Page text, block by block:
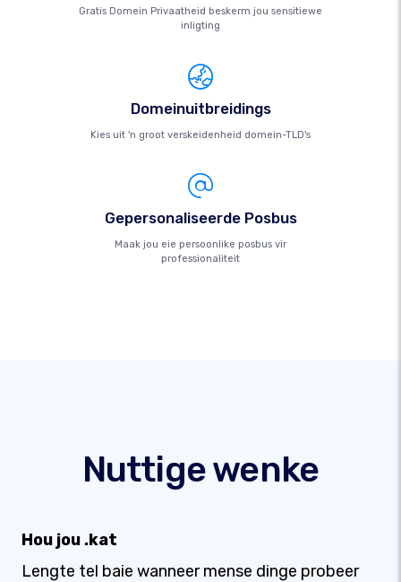
Gratis Domein Privaatheid beskerm jou sensitiewe
inligting
Domeinuitbreidings
Kies uit 'n groot verskeidenheid domein-TLD's
Gepersonaliseerde Posbus
Maak jou eie persoonlike posbus vir
professionaliteit
Nuttige wenke
Hou jou .kat
Lengte tel baie wanneer mense dinge probeer